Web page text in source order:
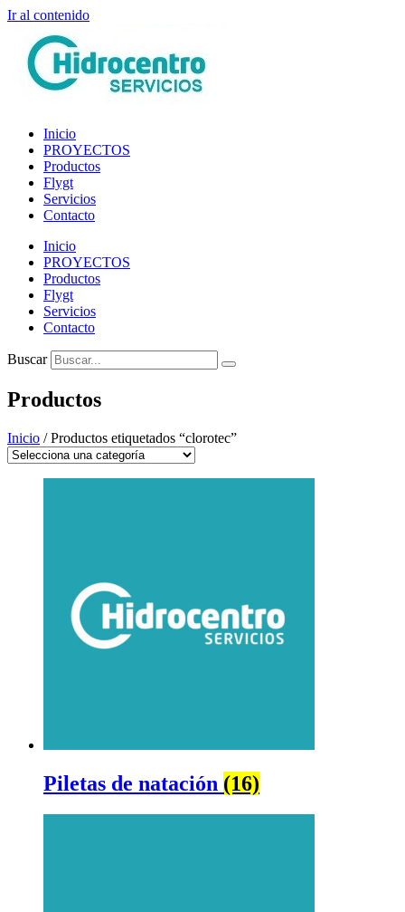
Ir al contenido
Inicio
PROYECTOS
Productos
Flygt
Servicios
Contacto
Inicio
PROYECTOS
Productos
Flygt
Servicios
Contacto
Buscar
Productos​
Inicio / Productos etiquetados “clorotec”
Piletas de natación (16)